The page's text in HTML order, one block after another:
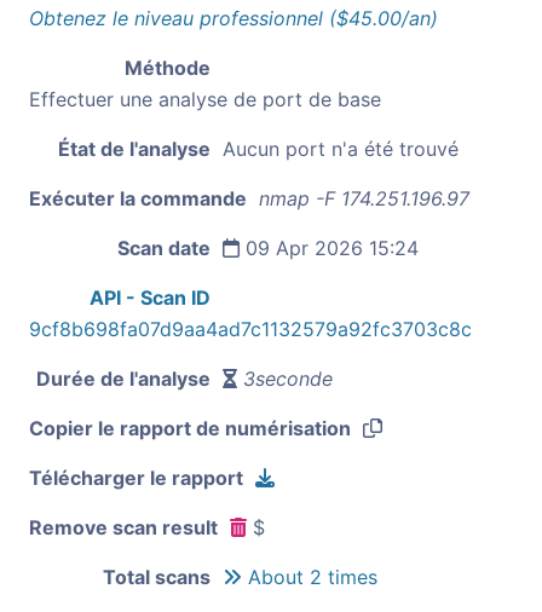
Obtenez le niveau professionnel ($45.00/an)
Méthode
Effectuer une analyse de port de base
État de l'analyse Aucun port n'a été trouvé
Exécuter la commande nmap -F 174.251.196.97
Scan date 09 Apr 2026 15:24
API - Scan ID
9cf8b698fa07d9aa4ad7c1132579a92fc3703c8c
Durée de l'analyse 3seconde
Copier le rapport de numérisation
Télécharger le rapport
Remove scan result $
Total scans About 2 times